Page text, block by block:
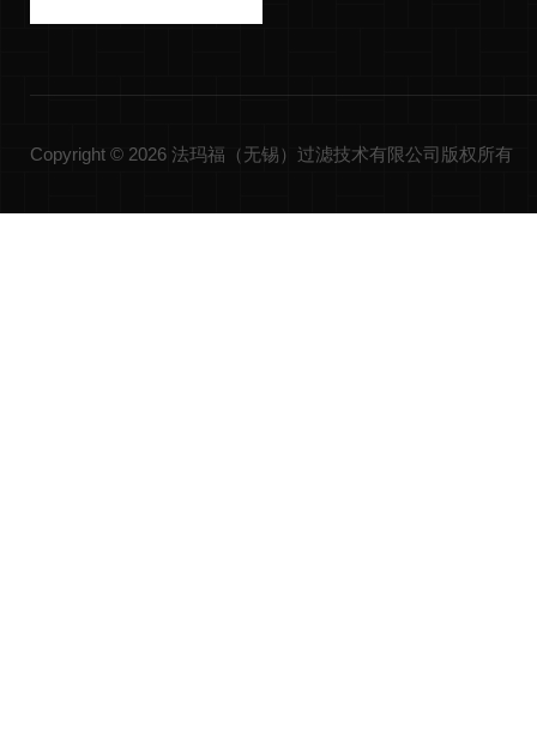
Copyright © 2026 法玛福（无锡）过滤技术有限公司版权所有